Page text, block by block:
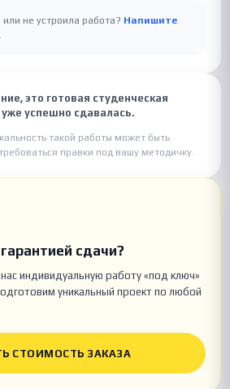
не устроила работа? Напишите
это готовая студенческая
успешно сдавалась.
такой работы может быть
правки под вашу методичку.
сдачи?
индивидуальную работу «под ключ»
уникальный проект по любой
СТОИМОСТЬ ЗАКАЗА